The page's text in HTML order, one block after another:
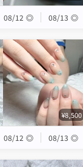
08/12 ◎ 08/13 ◎
¥8,500
08/12 ◎ 08/13 ◎